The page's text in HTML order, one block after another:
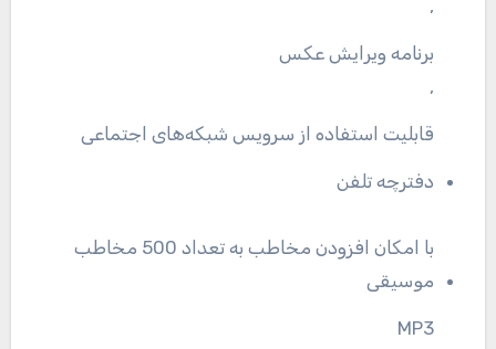
,
برنامه ویرایش عکس
,
قابلیت استفاده از سرویس شبکه‌های اجتماعی
دفترچه تلفن
با امکان افزودن مخاطب به تعداد 500 مخاطب
موسیقی
MP3